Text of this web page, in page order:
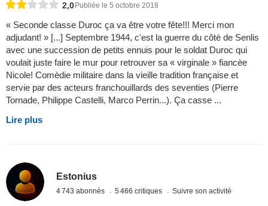
2,0 Publiée le 5 octobre 2018
« Seconde classe Duroc ça va être votre fête!!! Merci mon
adjudant! » [...] Septembre 1944, c'est la guerre du côtè de Senlis
avec une succession de petits ennuis pour le soldat Duroc qui
voulait juste faire le mur pour retrouver sa « virginale » fiancèe
Nicole! Comèdie militaire dans la vieille tradition française et
servie par des acteurs franchouillards des seventies (Pierre
Tornade, Philippe Castelli, Marco Perrin...). Ça casse ...
Lire plus
Estonius
4 743 abonnés 5 466 critiques Suivre son activité